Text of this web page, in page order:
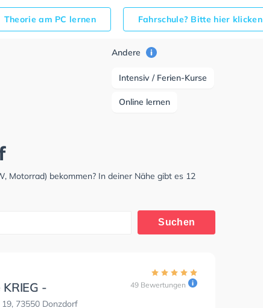
Theorie am PC lernen Fahrschule? Bitte hier klicken
Andere
Intensiv / Ferien-Kurse
Online lernen
Motorrad) bekommen? In deiner Nähe gibt es 12
Suchen
-
73550 Donzdorf
49 Bewertungen